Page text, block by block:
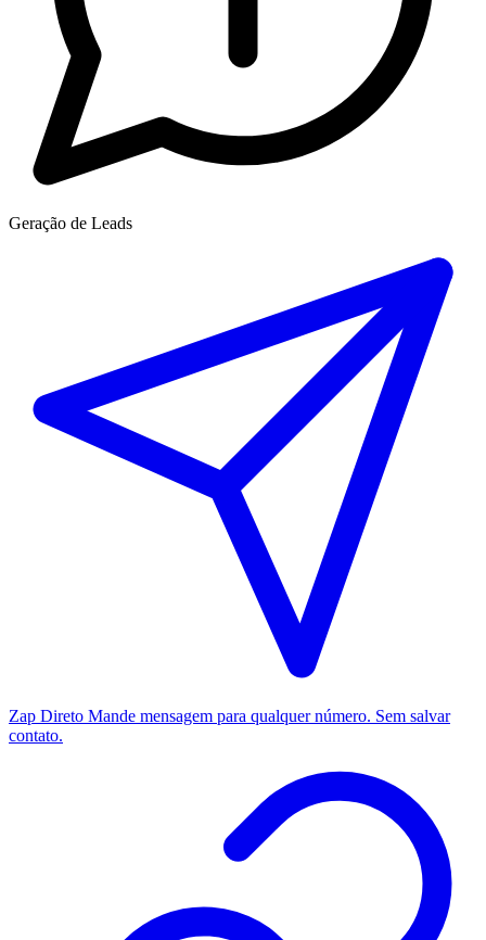
Geração de Leads
Zap Direto Mande mensagem para qualquer número. Sem salvar
contato.